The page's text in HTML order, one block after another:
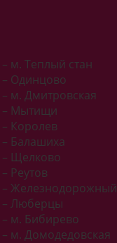
– м. Теплый стан
– Одинцово
– м. Дмитровская
– Мытищи
– Королев
– Балашиха
– Щелково
– Реутов
– Железнодорожный
– Люберцы
– м. Бибирево
– м. Домодедовская